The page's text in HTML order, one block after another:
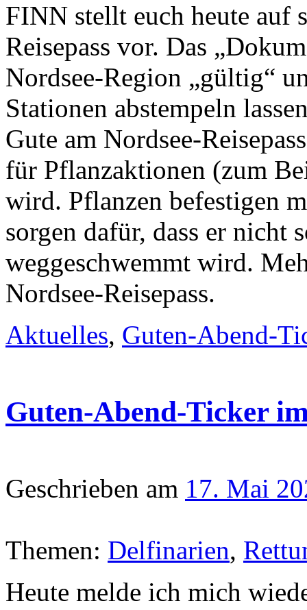
FINN stellt euch heute auf
Reisepass vor. Das
Nordsee-Region „gültig“
Stationen abstempeln
Gute am Nordsee-
für Pflanzaktionen (zum
wird. Pflanzen befestigen
sorgen dafür, dass er nicht
weggeschwemmt wird.
Nordsee-Reisepass.
Aktuelles, Guten-Abend-
Guten-Abend-Ticker
Geschrieben am 17. Mai
Themen: Delfinarien,
Heute melde ich mich